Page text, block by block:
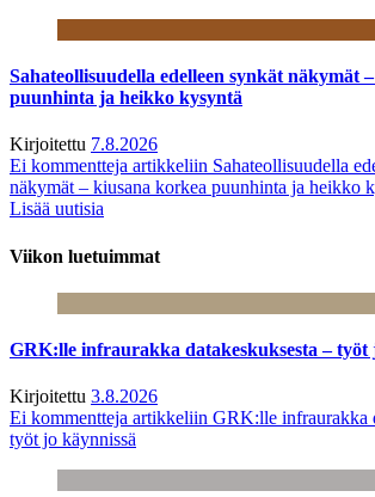
Sahateollisuudella edelleen synkät näkymät
puunhinta ja heikko kysyntä
Kirjoitettu 7.8.2026
Ei kommentteja artikkeliin Sahateollisuudella
näkymät – kiusana korkea puunhinta ja heikko
Lisää uutisia
Viikon luetuimmat
GRK:lle infraurakka datakeskuksesta – työt
Kirjoitettu 3.8.2026
Ei kommentteja artikkeliin GRK:lle infraurakka
työt jo käynnissä